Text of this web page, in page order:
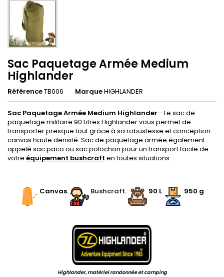
Sac Paquetage Armée Medium
Highlander
RéférenceTB006 MarqueHIGHLANDER
Sac Paquetage Armée Medium Highlander - Le sac de
paquetage militaire 90 Litres Highlander vous permet de
transporter presque tout grâce à sa robustesse et conception
canvas haute densité. Sac de paquetage armée également
appelé sac paco ou sac polochon pour un transport facile de
votre équipement bushcraft en toutes situations
Canvas.
Bushcraft. 90 L 950 g
Highlander, matériel randonnée et camping